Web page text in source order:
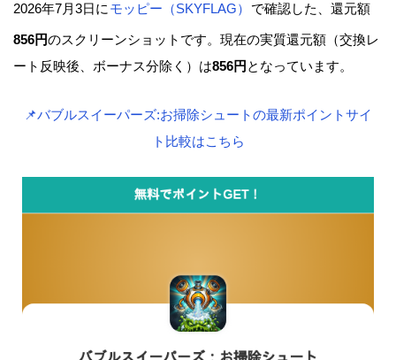
2026年7月3日に モッピー（SKYFLAG） で確認した、還元額
856円のスクリーンショットです。現在の実質還元額（交換レ
ート反映後、ボーナス分除く）は856円 となっています。
📌バブルスイーパーズ:お掃除シュートの最新ポイントサイ
ト比較はこちら